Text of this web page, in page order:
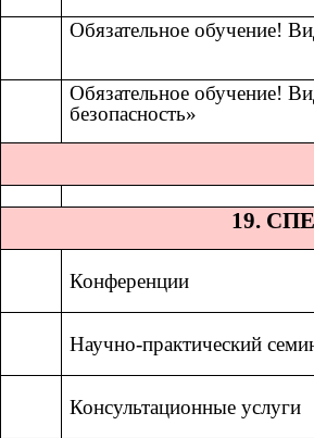
Обязательное обучение!
Обязательное обучение!
безопасность»
19.
Конференции
Научно-практический
Консультационные услуги